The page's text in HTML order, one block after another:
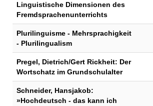
Linguistische Dimensionen des
Fremdsprachenunterrichts
Plurilinguisme - Mehrsprachigkeit
- Plurilingualism
Pregel, Dietrich/Gert Rickheit: Der
Wortschatz im Grundschulalter
Schneider, Hansjakob:
»Hochdeutsch - das kann ich